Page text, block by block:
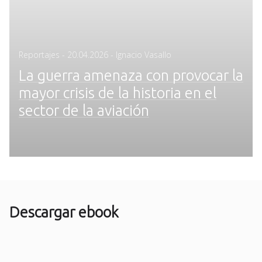
Reportajes - Posted
20.04.2026 - Ignacio Vasallo
La guerra amenaza con provocar la
mayor crisis de la historia en el
sector de la aviación
Descargar ebook